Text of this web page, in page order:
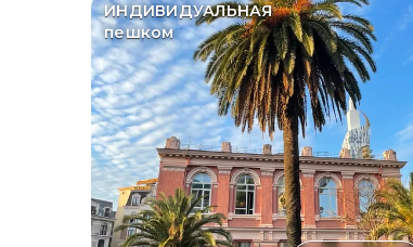
ИНДИВИДУАЛЬНАЯ
пешком